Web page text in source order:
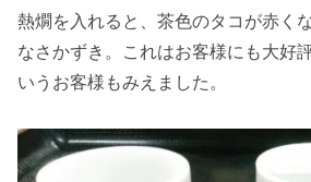
熱燗を入れると、茶色のタコが赤く
なさかずき。これはお客様にも大好
いうお客様もみえました。